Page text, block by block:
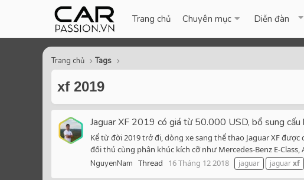
Trang chủ Chuyên mục Diễn đàn
Trang chủ Tags
xf 2019
Jaguar XF 2019 có giá từ 50.000 USD, bổ sung
Kể từ đời 2019 trở đi, dòng xe sang thể thao Jaguar XF
đối thủ cùng phân khúc kích cỡ như Mercedes-Benz E-
NguyenNam Thread 16 Tháng 12 2018 jaguar jaguarxf